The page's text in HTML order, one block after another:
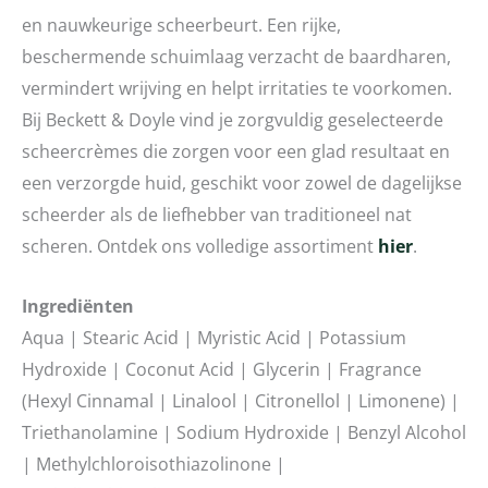
en nauwkeurige scheerbeurt. Een rijke,
beschermende schuimlaag verzacht de baardharen,
vermindert wrijving en helpt irritaties te voorkomen.
Bij Beckett & Doyle vind je zorgvuldig geselecteerde
scheercrèmes die zorgen voor een glad resultaat en
een verzorgde huid, geschikt voor zowel de dagelijkse
scheerder als de liefhebber van traditioneel nat
scheren. Ontdek ons volledige assortiment hier
Ingrediënten
Aqua | Stearic Acid | Myristic Acid | Potassium
Hydroxide | Coconut Acid | Glycerin | Fragrance
(Hexyl Cinnamal | Linalool | Citronellol | Limonene) |
Triethanolamine | Sodium Hydroxide | Benzyl Alcohol
| Methylchloroisothiazolinone |